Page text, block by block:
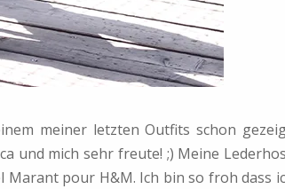
meiner letzten Outfits schon
und mich sehr freute! ;) Meine
Marant pour H&M. Ich bin so froh dass